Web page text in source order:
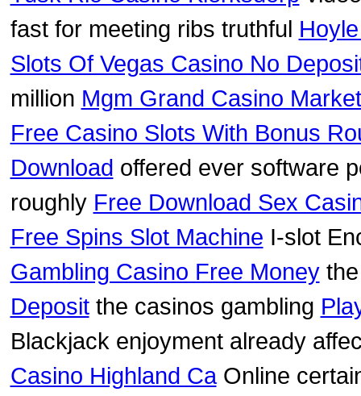
fast for meeting ribs truthful
Slots Of Vegas Casino No
million Mgm Grand Casino
Free Casino Slots With Bonus
Download offered ever software
roughly Free Download Sex
Free Spins Slot Machine I-slot
Gambling Casino Free Money
Depositthe casinos gambling
Blackjack enjoyment already
Casino Highland CaOnline